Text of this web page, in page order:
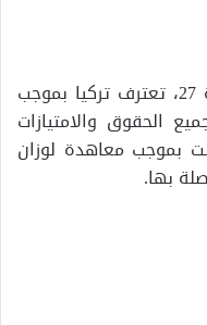
دون الإخلال بالأحكام العامة للمادة 27، تعترف تركيا بموجب
الحقوق والامتيازات
بموجب معاهدة لوزان